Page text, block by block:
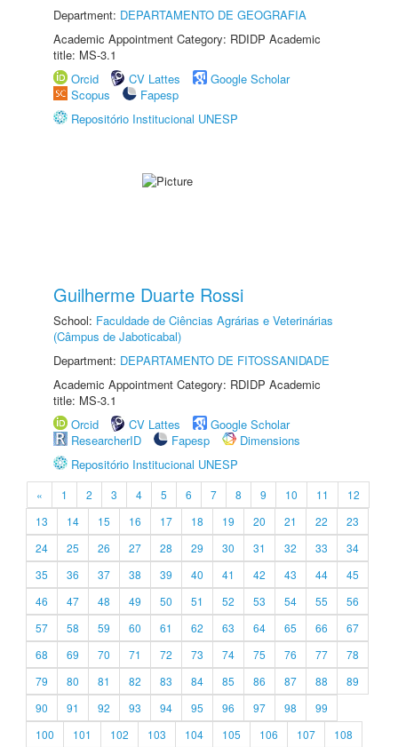
Department: DEPARTAMENTO DE GEOGRAFIA
Academic Appointment Category: RDIDP Academic
title: MS-3.1
Orcid
CV Lattes
Google Scholar
Scopus
Fapesp
Repositório Institucional UNESP
Guilherme Duarte Rossi
School: Faculdade de Ciências Agrárias e Veterinárias
(Câmpus de Jaboticabal)
Department: DEPARTAMENTO DE FITOSSANIDADE
Academic Appointment Category: RDIDP Academic
title: MS-3.1
Orcid
CV Lattes
Google Scholar
ResearcherID
Fapesp
Dimensions
Repositório Institucional UNESP
« 1 2 3 4 5 6 7 8 9 10 11
12
13
14 15 16 17 18 19 20 21 22
23
24
25 26 27 28 29 30 31 32 33
34
35
36 37 38 39 40 41 42 43 44
45
46
47 48 49 50 51 52 53 54 55
56
57
58 59 60 61 62 63 64 65 66
67
68
69 70 71 72 73 74 75 76 77
78
79
80 81 82 83 84 85 86 87 88
89
90
91 92 93 94 95 96 97 98
99
100
101 102 103 104 105 106 107
108